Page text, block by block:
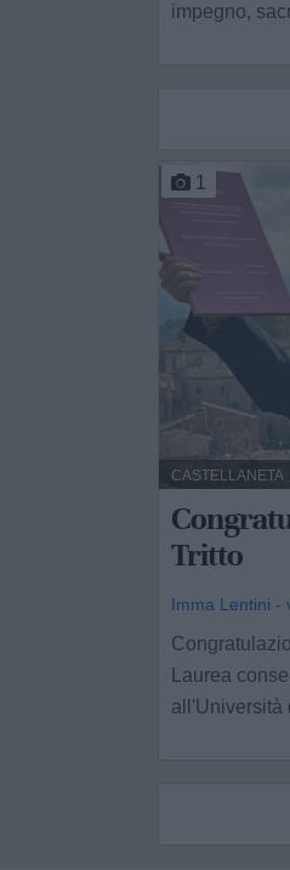
impegno,
1
CASTELLANETA
Tritto
Imma Lentini -
Laurea
all'Università